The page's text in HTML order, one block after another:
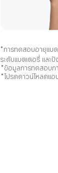
*การทดสอบอายุแบ
ระดับแบตเตอรี่ และ
*ข้อมูลการทดสอบก
*โปรดดาวน์โหลดแ